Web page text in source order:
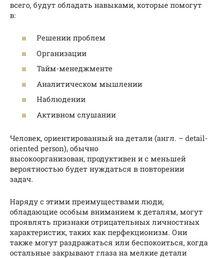
всего, будут обладать навыками, которые помогут
в:
Решении проблем
Организации
Тайм-менеджменте
Аналитическом мышлении
Наблюдении
Активном слушании
Человек, ориентированный на детали (англ. – detail-
oriented person), обычно
высокоорганизован, продуктивен и с меньшей
вероятностью будет нуждаться в повторении
задач.
Наряду с этими преимуществами люди,
обладающие особым вниманием к деталям, могут
проявлять признаки отрицательных личностных
характеристик, таких как перфекционизм. Они
также могут раздражаться или беспокоиться, когда
остальные закрывают глаза на мелкие детали